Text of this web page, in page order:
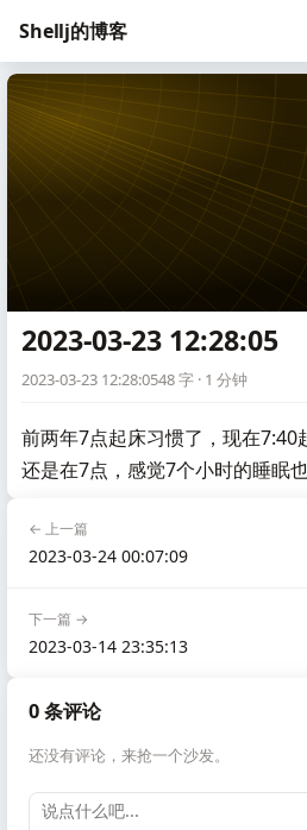
Shellj的博客
2023-03-23 12:28:05
2023-03-23 12:28:0548 字 · 1 分钟
前两年7点起床习惯了，现在7:40
还是在7点，感觉7个小时的睡眠
← 上一篇
2023-03-24 00:07:09
下一篇 →
2023-03-14 23:35:13
0 条评论
还没有评论，来抢一个沙发。